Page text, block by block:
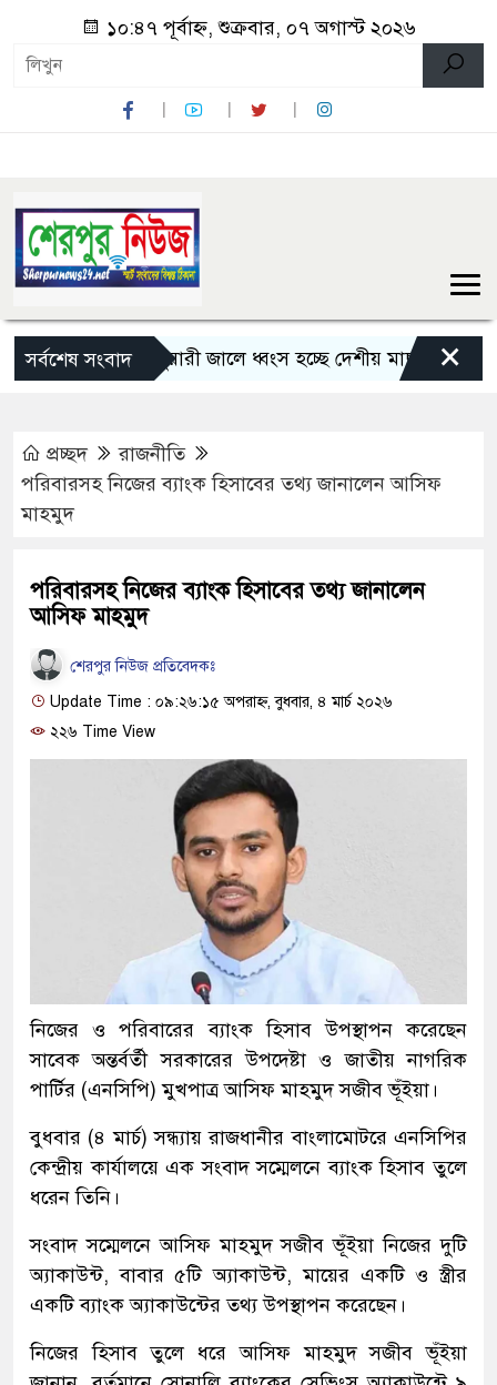
১০:৪৭ পূর্বাহ্ন, শুক্রবার, ০৭ অগাস্ট ২০২৬
সর্বশেষ সংবাদ
চায়না দুয়ারী জালে ধ্বংস হচ্ছে দেশীয় মাছ নন্দীগ্রামে
×
প্রচ্ছদ
রাজনীতি
পরিবারসহ নিজের ব্যাংক হিসাবের তথ্য জানালেন আসিফ
মাহমুদ
পরিবারসহ নিজের ব্যাংক হিসাবের তথ্য জানালেন
আসিফ মাহমুদ
শেরপুর নিউজ প্রতিবেদকঃ
Update Time : ০৯:২৬:১৫ অপরাহ্ন, বুধবার, ৪ মার্চ ২০২৬
২২৬ Time View
নিজের ও পরিবারের ব্যাংক হিসাব উপস্থাপন করেছেন
সাবেক অন্তর্বর্তী সরকারের উপদেষ্টা ও জাতীয় নাগরিক
পার্টির (এনসিপি) মুখপাত্র আসিফ মাহমুদ সজীব ভূঁইয়া।
বুধবার (৪ মার্চ) সন্ধ্যায় রাজধানীর বাংলামোটরে এনসিপির
কেন্দ্রীয় কার্যালয়ে এক সংবাদ সম্মেলনে ব্যাংক হিসাব তুলে
ধরেন তিনি।
সংবাদ সম্মেলনে আসিফ মাহমুদ সজীব ভূঁইয়া নিজের দুটি
অ্যাকাউন্ট, বাবার ৫টি অ্যাকাউন্ট, মায়ের একটি ও স্ত্রীর
একটি ব্যাংক অ্যাকাউন্টের তথ্য উপস্থাপন করেছেন।
নিজের হিসাব তুলে ধরে আসিফ মাহমুদ সজীব ভূঁইয়া